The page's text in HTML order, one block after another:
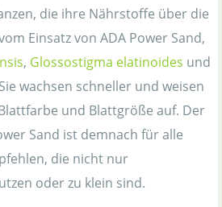
die ihre Nährstoffe über die
Einsatz von ADA Power Sand,
, Glossostigma elatinoides und
wachsen schneller und weisen
und Blattgröße auf. Der
Sand ist demnach für alle
die nicht nur
oder zu klein sind.